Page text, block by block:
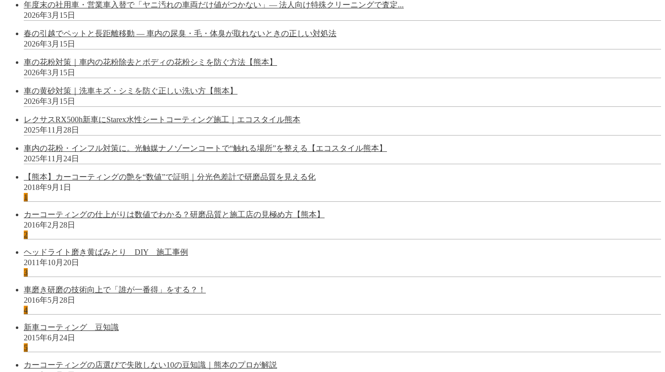
年度末の社用車・営業車入替で「ヤニ汚れの車両だけ値がつかない」— 法人向け特殊クリーニングで査定...
2026年3月15日
春の引越でペットと長距離移動 — 車内の尿臭・毛・体臭が取れないときの正しい対処法
2026年3月15日
車の花粉対策｜車内の花粉除去とボディの花粉シミを防ぐ方法【熊本】
2026年3月15日
車の黄砂対策｜洗車キズ・シミを防ぐ正しい洗い方【熊本】
2026年3月15日
レクサスRX500h新車にStarex水性シートコーティング施工｜エコスタイル熊本
2025年11月28日
車内の花粉・インフル対策に。光触媒ナノゾーンコートで“触れる場所”を整える【エコスタイル熊本】
2025年11月24日
【熊本】カーコーティングの艶を“数値”で証明｜分光色差計で研磨品質を見える化
2018年9月1日
1
カーコーティングの仕上がりは数値でわかる？研磨品質と施工店の見極め方【熊本】
2016年2月28日
2
ヘッドライト磨き黄ばみとり DIY 施工事例
2011年10月20日
3
車磨き研磨の技術向上で「誰が一番得」をする？！
2016年5月28日
4
新車コーティング 豆知識
2015年6月24日
5
カーコーティングの店選びで失敗しない10の豆知識｜熊本のプロが解説